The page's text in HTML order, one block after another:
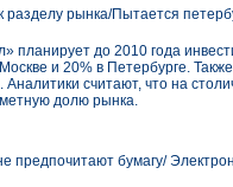
разделу рынка/Пытается
планирует до 2010 года
и 20% в Петербурге.
Аналитики считают, что на
долю рынка.
предпочитают бумагу/